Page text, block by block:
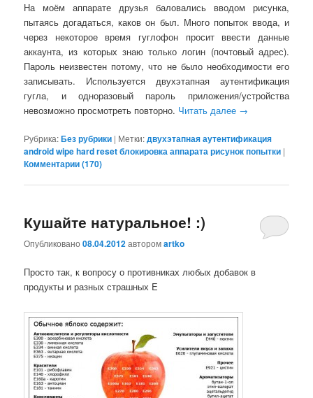
На моём аппарате друзья баловались вводом рисунка,
пытаясь догадаться, каков он был. Много попыток ввода, и
через некоторое время гуглофон просит ввести данные
аккаунта, из которых знаю только логин (почтовый адрес).
Пароль неизвестен потому, что не было необходимости его
записывать. Используется двухэтапная аутентификация
гугла, и одноразовый пароль приложения/устройства
невозможно просмотреть повторно. Читать далее →
Рубрика:Без рубрики | Метки:двухэтапная аутентификация
android wipe hard reset блокировка аппарата рисунок попытки |
Комментарии (170)
Кушайте натуральное! :)
Опубликовано08.04.2012авторомartko
Просто так, к вопросу о противниках любых добавок в
продукты и разных страшных E